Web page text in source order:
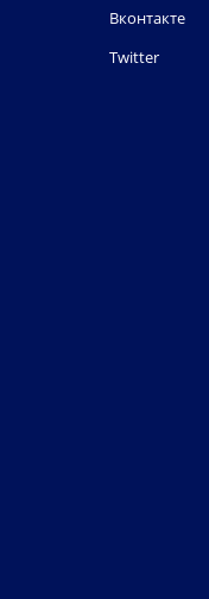
Вконтакте
Twitter